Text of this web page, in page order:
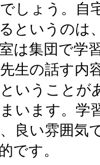
しょう。自
というのは
は集団で学
生の話す内
いうことが
います。学
良い雰囲気
です。